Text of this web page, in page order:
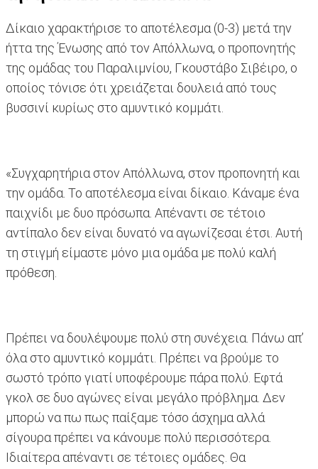
Δίκαιο χαρακτήρισε το αποτέλεσμα (0-3) μετά την
ήττα της Ένωσης από τον Απόλλωνα, ο προπονητής
της ομάδας του Παραλιμνίου, Γκουστάβο Σιβέιρο, ο
οποίος τόνισε ότι χρειάζεται δουλειά από τους
βυσσινί κυρίως στο αμυντικό κομμάτι.
«Συγχαρητήρια στον Απόλλωνα, στον προπονητή και
την ομάδα. Το αποτέλεσμα είναι δίκαιο. Κάναμε ένα
παιχνίδι με δυο πρόσωπα. Απέναντι σε τέτοιο
αντίπαλο δεν είναι δυνατό να αγωνίζεσαι έτσι. Αυτή
τη στιγμή είμαστε μόνο μια ομάδα με πολύ καλή
πρόθεση.
Πρέπει να δουλέψουμε πολύ στη συνέχεια. Πάνω απ’
όλα στο αμυντικό κομμάτι. Πρέπει να βρούμε το
σωστό τρόπο γιατί υποφέρουμε πάρα πολύ. Εφτά
γκολ σε δυο αγώνες είναι μεγάλο πρόβλημα. Δεν
μπορώ να πω πως παίξαμε τόσο άσχημα αλλά
σίγουρα πρέπει να κάνουμε πολύ περισσότερα.
Ιδιαίτερα απέναντι σε τέτοιες ομάδες. Θα